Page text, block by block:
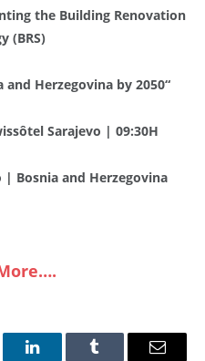
the Building Renovation
(BRS)
Herzegovina by 2050“
Sarajevo | 09:30H
| Bosnia and Herzegovina